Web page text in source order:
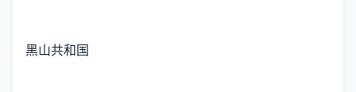
黑山共和国